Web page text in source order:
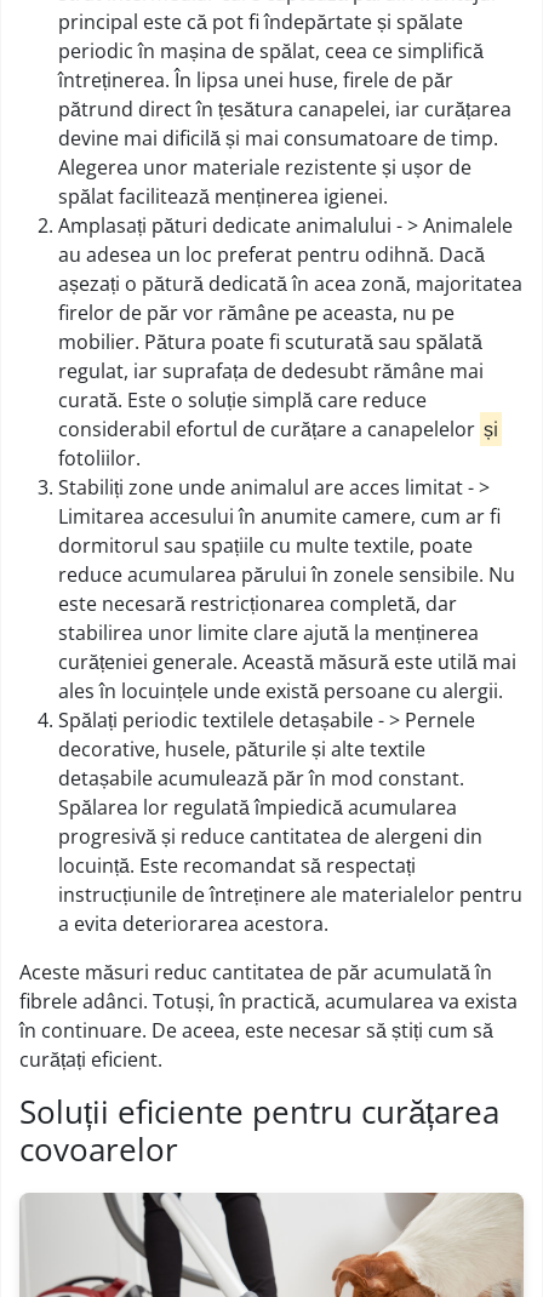
principal este că pot fi îndepărtate și spălate
periodic în mașina de spălat, ceea ce simplifică
întreținerea. În lipsa unei huse, firele de păr
pătrund direct în țesătura canapelei, iar curățarea
devine mai dificilă și mai consumatoare de timp.
Alegerea unor materiale rezistente și ușor de
spălat facilitează menținerea igienei.
Amplasați pături dedicate animalului - > Animalele
au adesea un loc preferat pentru odihnă. Dacă
așezați o pătură dedicată în acea zonă, majoritatea
firelor de păr vor rămâne pe aceasta, nu pe
mobilier. Pătura poate fi scuturată sau spălată
regulat, iar suprafața de dedesubt rămâne mai
curată. Este o soluție simplă care reduce
considerabil efortul de curățare a canapelelor și
fotoliilor.
Stabiliți zone unde animalul are acces limitat - >
Limitarea accesului în anumite camere, cum ar fi
dormitorul sau spațiile cu multe textile, poate
reduce acumularea părului în zonele sensibile. Nu
este necesară restricționarea completă, dar
stabilirea unor limite clare ajută la menținerea
curățeniei generale. Această măsură este utilă mai
ales în locuințele unde există persoane cu alergii.
Spălați periodic textilele detașabile - > Pernele
decorative, husele, păturile și alte textile
detașabile acumulează păr în mod constant.
Spălarea lor regulată împiedică acumularea
progresivă și reduce cantitatea de alergeni din
locuință. Este recomandat să respectați
instrucțiunile de întreținere ale materialelor pentru
a evita deteriorarea acestora.
Aceste măsuri reduc cantitatea de păr acumulată în
fibrele adânci. Totuși, în practică, acumularea va exista
în continuare. De aceea, este necesar să știți cum să
curățați eficient.
Soluții eficiente pentru curățarea
covoarelor